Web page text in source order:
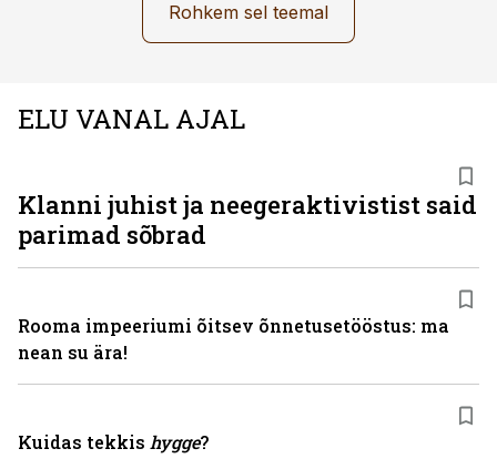
Rohkem sel teemal
ELU VANAL AJAL
Klanni juhist ja neegeraktivistist said
parimad sõbrad
Rooma impeeriumi õitsev õnnetusetööstus: ma
nean su ära!
Kuidas tekkis hygge?